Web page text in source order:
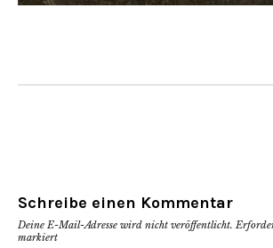
Schreibe einen Kommentar
Deine E-Mail-Adresse wird nicht veröffentlicht.
markiert